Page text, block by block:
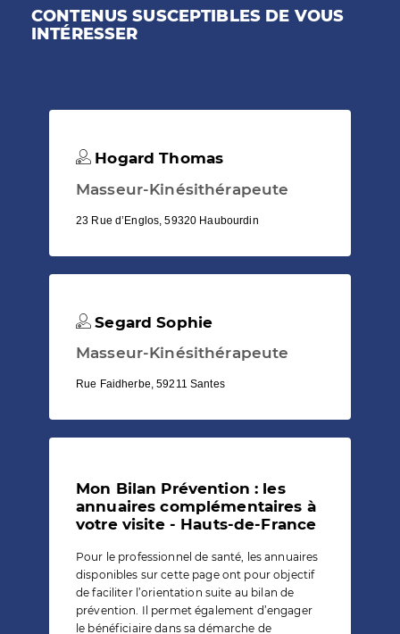
CONTENUS SUSCEPTIBLES DE VOUS
INTÉRESSER
Hogard Thomas
Masseur-Kinésithérapeute
23 Rue d’Englos, 59320 Haubourdin
Segard Sophie
Masseur-Kinésithérapeute
Rue Faidherbe, 59211 Santes
Mon Bilan Prévention : les
annuaires complémentaires à
votre visite - Hauts-de-France
Pour le professionnel de santé, les annuaires
disponibles sur cette page ont pour objectif
de faciliter l’orientation suite au bilan de
prévention. Il permet également d’engager
le bénéficiaire dans sa démarche de